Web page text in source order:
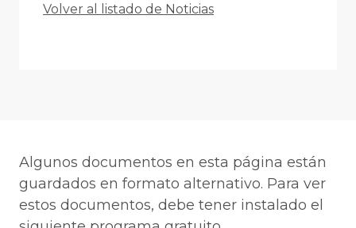
Volver al listado de Noticias
Algunos documentos en esta página están
guardados en formato alternativo. Para ver
estos documentos, debe tener instalado el